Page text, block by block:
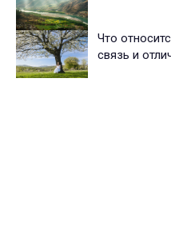
Что
связь и